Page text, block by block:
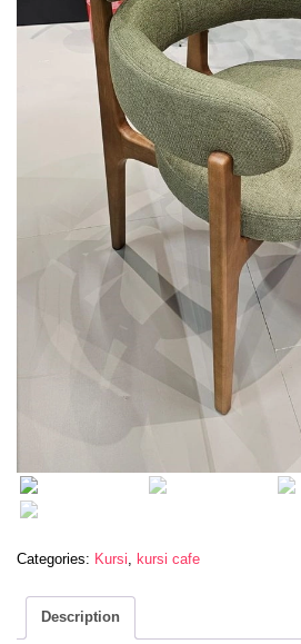
Categories: Kursi kursi cafe
Description